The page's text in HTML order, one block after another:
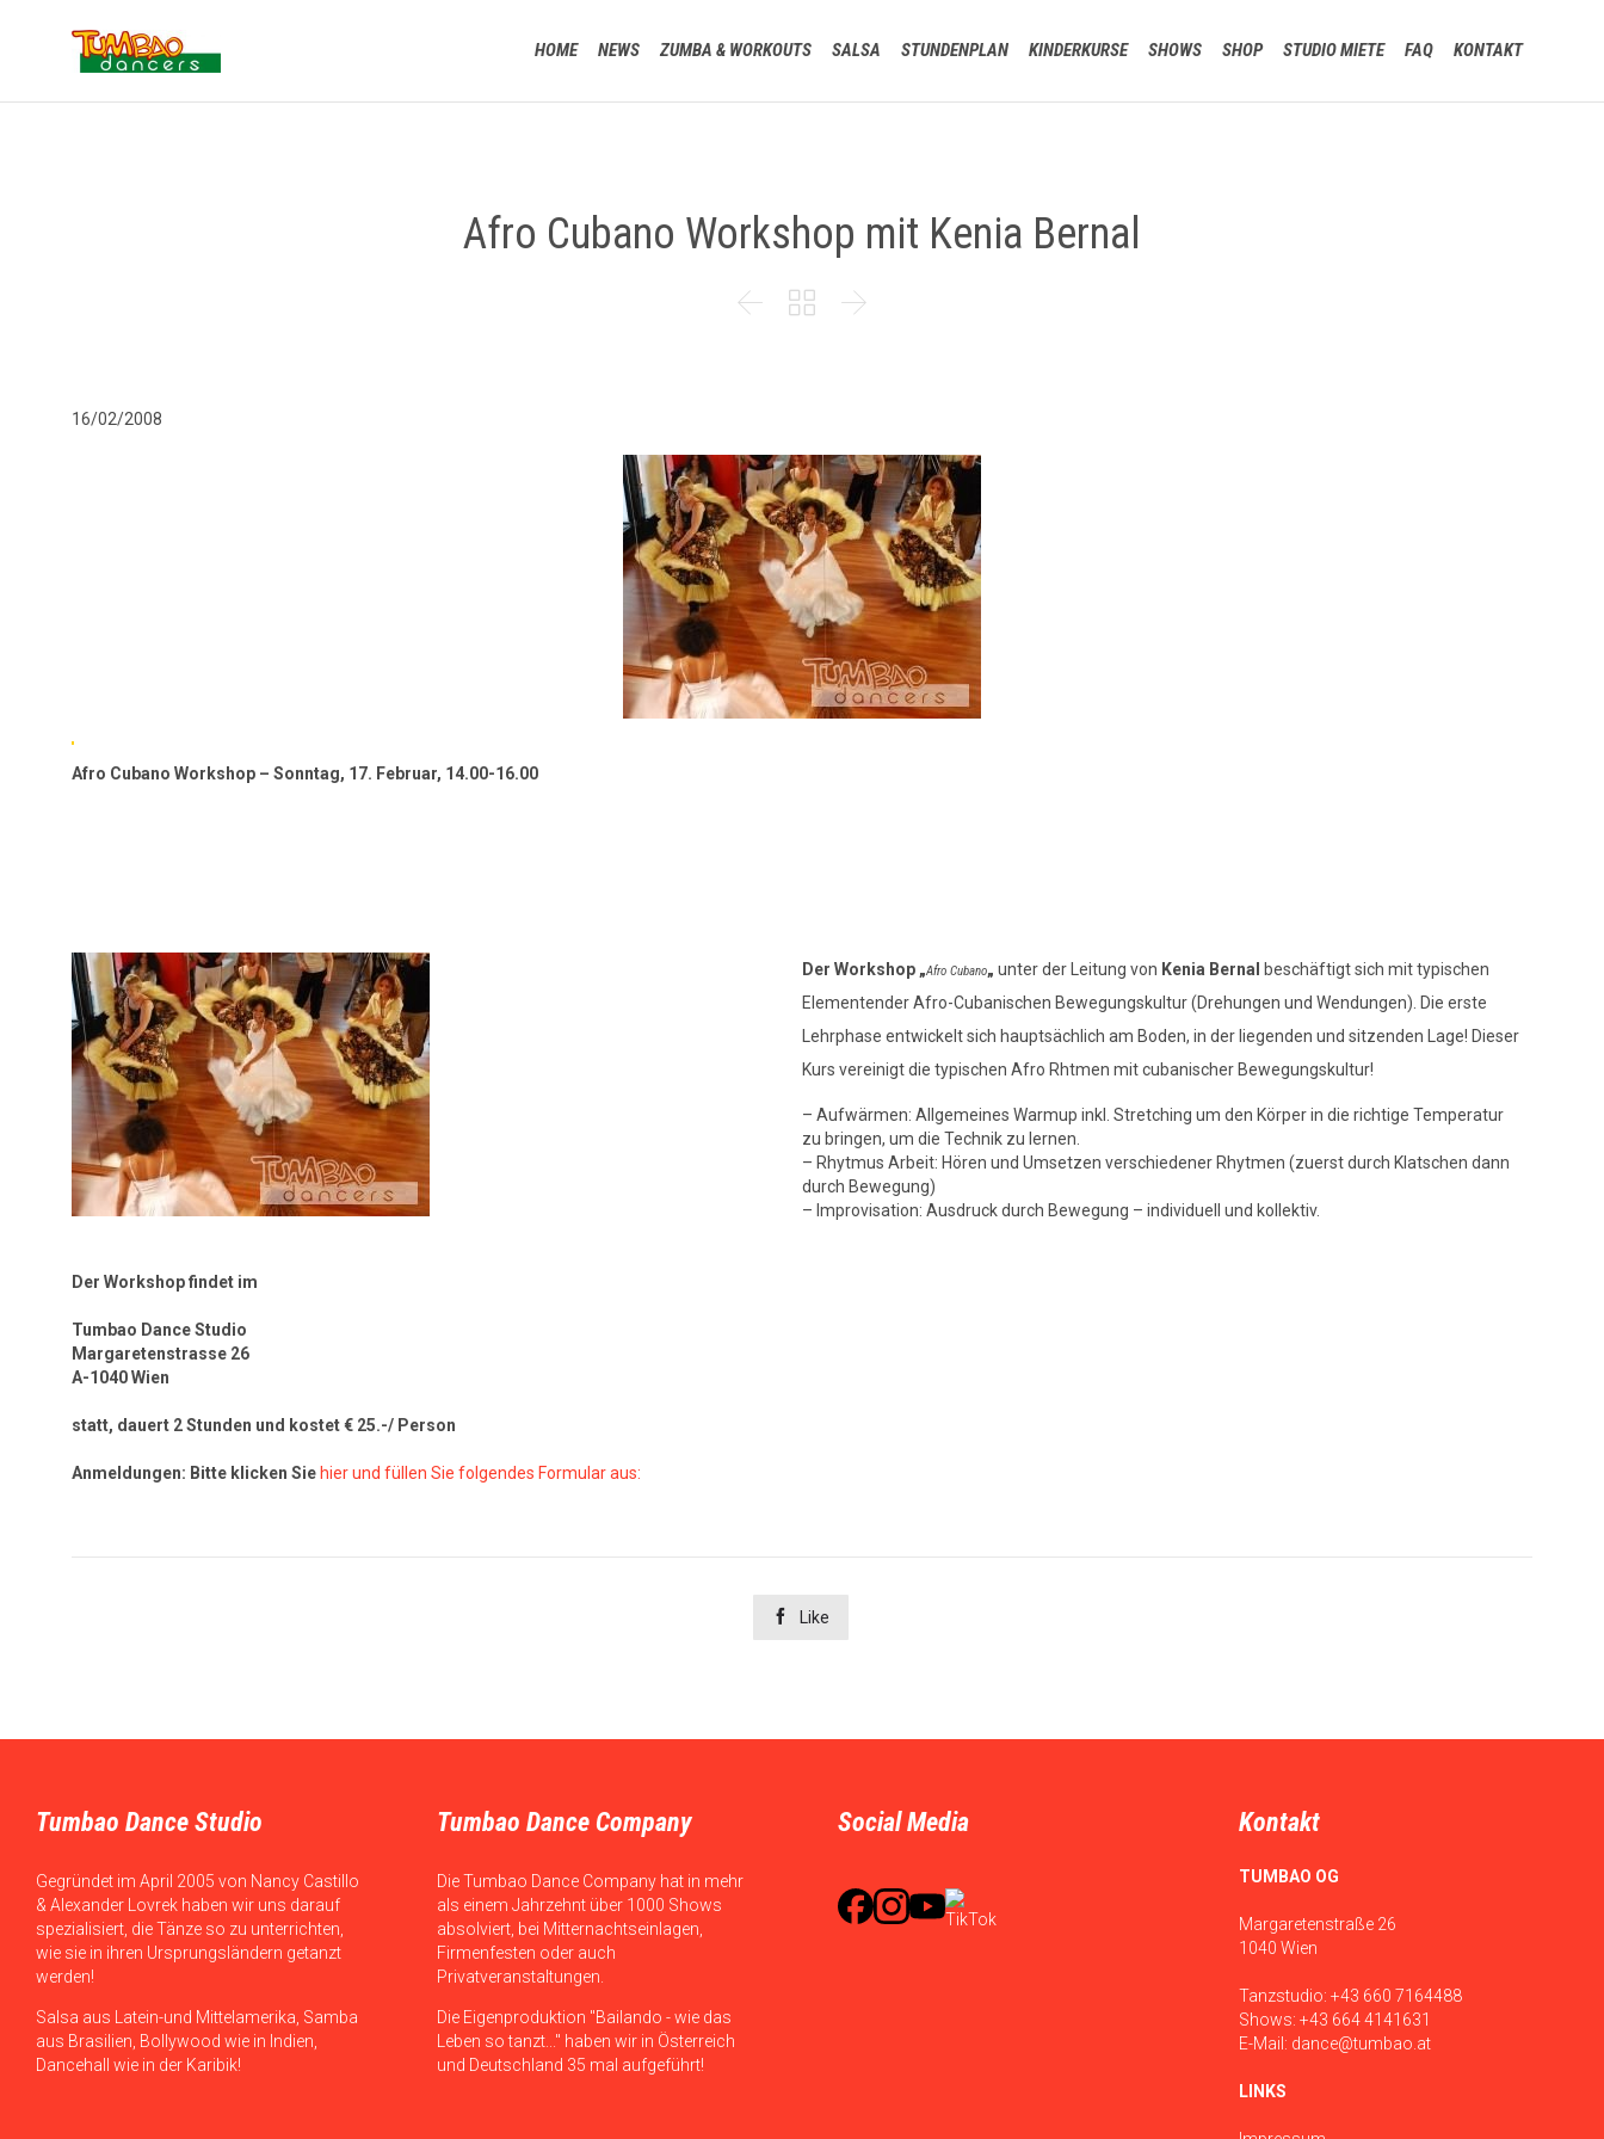
HOME NEWS ZUMBA & WORKOUTS SALSA STUNDENPLAN KINDERKURSE SHOWS SHOP STUDIO MIETE FAQ KONTAKT
Afro Cubano Workshop mit Kenia Bernal
  
16/02/2008
Afro Cubano Workshop – Sonntag, 17. Februar, 14.00-16.00
Der Workshop „Afro Cubano„ unter der Leitung von Kenia Bernal
beschäftigt sich mit typischen
Elementender Afro-Cubanischen Bewegungskultur (Drehungen und Wendungen). Die erste
Lehrphase entwickelt sich hauptsächlich am Boden, in der liegenden und sitzenden Lage! Dieser
Kurs vereinigt die typischen Afro Rhtmen mit cubanischer Bewegungskultur!
– Aufwärmen: Allgemeines Warmup inkl. Stretching um den Körper in die richtige Temperatur
zu bringen, um die Technik zu lernen.
– Rhytmus Arbeit: Hören und Umsetzen verschiedener Rhytmen (zuerst durch Klatschen dann
durch Bewegung)
– Improvisation: Ausdruck durch Bewegung – individuell und kollektiv.
Der Workshop findet im
Tumbao Dance Studio
Margaretenstrasse 26
A-1040 Wien
statt, dauert 2 Stunden und kostet € 25.-/ Person
Anmeldungen: Bitte klicken Sie hier und füllen Sie folgendes Formular aus:
 Like
Tumbao Dance Studio
Gegründet im April 2005 von Nancy Castillo
& Alexander Lovrek haben wir uns darauf
spezialisiert, die Tänze so zu unterrichten,
wie sie in ihren Ursprungsländern getanzt
werden!
Salsa aus Latein-und Mittelamerika, Samba
aus Brasilien, Bollywood wie in Indien,
Dancehall wie in der Karibik!
Tumbao Dance Company
Die Tumbao Dance Company hat in mehr
als einem Jahrzehnt über 1000 Shows
absolviert, bei Mitternachtseinlagen,
Firmenfesten oder auch
Privatveranstaltungen.
Die Eigenproduktion "Bailando - wie das
Leben so tanzt..." haben wir in Österreich
und Deutschland 35 mal aufgeführt!
Social Media Kontakt
TUMBAO OG
Margaretenstraße 26
1040 Wien
Tanzstudio: +43 660 7164488
Shows: +43 664 4141631
E-Mail: dance@tumbao.at
LINKS